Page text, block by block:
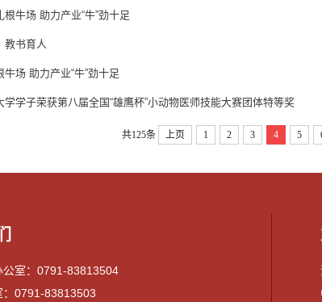
根牛场 助力产业“牛”劲十足
教书育人
牛场 助力产业“牛”劲十足
学学子荣获第八届全国“雄鹰杯”小动物医师技能大赛团体特等奖
共125条 上页 1 2 3 4 5
公室：0791-83813504
：0791-83813503